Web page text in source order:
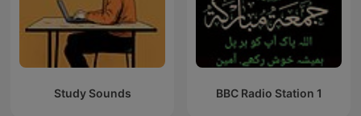
Study Sounds BBC Radio Station 1